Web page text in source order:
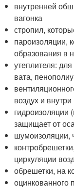
внутренней
вагонка
стропил,
пароизоляции,
образования в
утеплителя:
вата,
воздух и
гидроизоляции
защищает от
шумоизоляции,
циркуляции
обрешетки, на
оцинкованного